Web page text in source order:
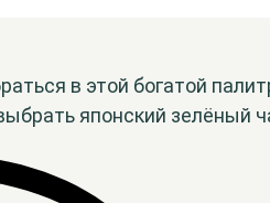
в этой богатой
японский зелёный